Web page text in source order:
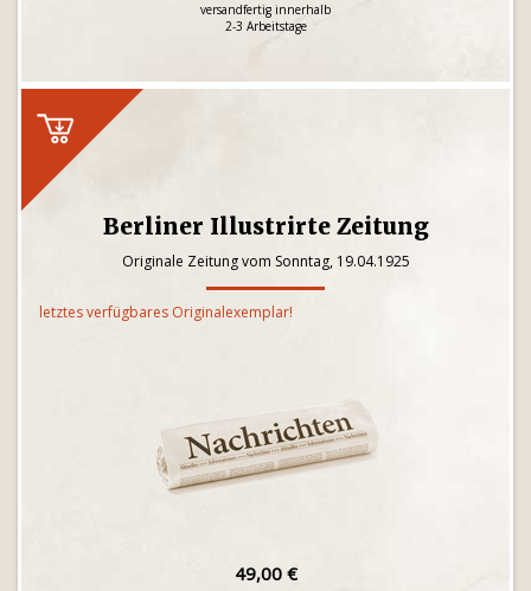
versandfertig innerhalb
2-3 Arbeitstage
Berliner Illustrirte Zeitung
Originale Zeitung vom Sonntag, 19.04.1925
letztes verfügbares Originalexemplar!
49,00 €